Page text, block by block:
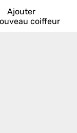
Ajouter
coiffeur